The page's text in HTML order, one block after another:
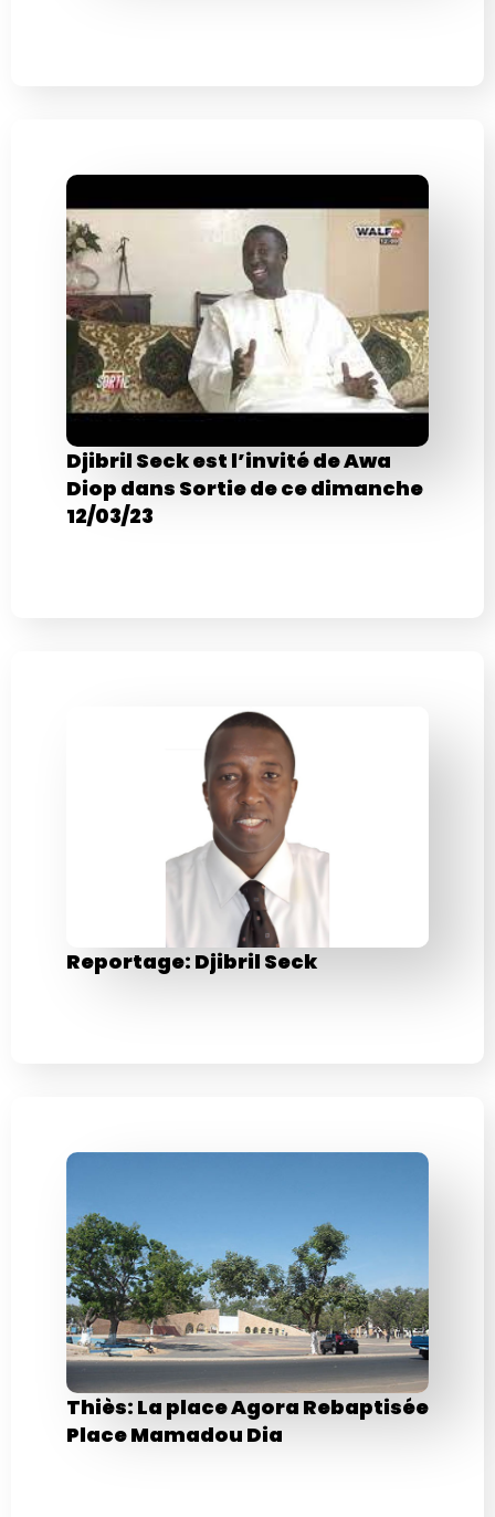
Djibril Seck est l’invité de Awa
Diop dans Sortie de ce dimanche
12/03/23
Reportage: Djibril Seck
Thiès: La place Agora Rebaptisée
Place Mamadou Dia